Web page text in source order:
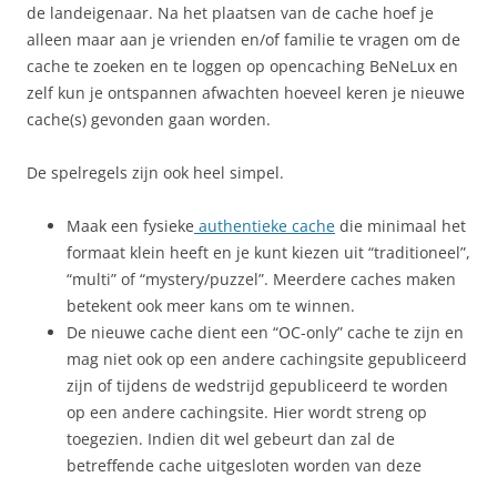
de landeigenaar. Na het plaatsen van de cache hoef je
alleen maar aan je vrienden en/of familie te vragen om de
cache te zoeken en te loggen op opencaching BeNeLux en
zelf kun je ontspannen afwachten hoeveel keren je nieuwe
cache(s) gevonden gaan worden.
De spelregels zijn ook heel simpel.
Maak een fysieke authentieke cache die minimaal het
formaat klein heeft en je kunt kiezen uit “traditioneel”,
“multi” of “mystery/puzzel”. Meerdere caches maken
betekent ook meer kans om te winnen.
De nieuwe cache dient een “OC-only” cache te zijn en
mag niet ook op een andere cachingsite gepubliceerd
zijn of tijdens de wedstrijd gepubliceerd te worden
op een andere cachingsite. Hier wordt streng op
toegezien. Indien dit wel gebeurt dan zal de
betreffende cache uitgesloten worden van deze